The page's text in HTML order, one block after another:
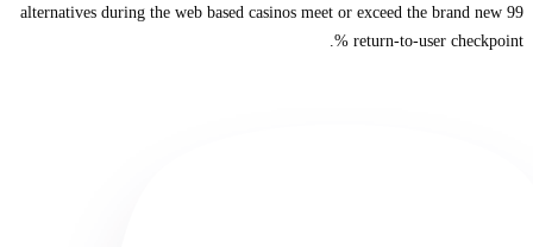
alternatives during the web based casinos meet or exceed the brand new 99
% return-to-user checkpoint.